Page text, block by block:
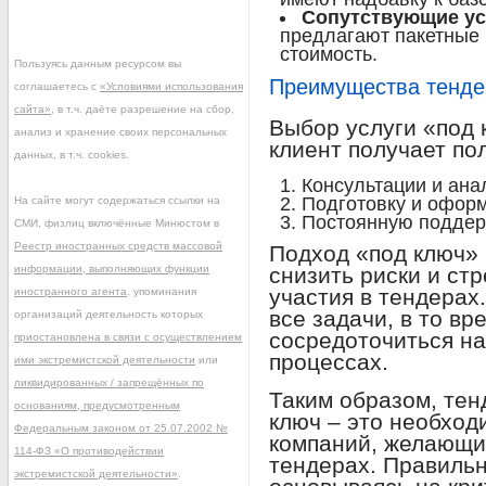
Сопутствующие
предлагают
стоимость.
Преимущества
Выбор услуги «под
клиент получает
Консультации и
Подготовку и
Постоянную
Подход «под ключ»
снизить риски и
участия в
все задачи, в то
сосредоточиться
процессах.
Таким образом,
ключ – это
компаний,
тендерах.
Пользуясь данным ресурсом вы
соглашаетесь с «Условиями использования
сайта» , в т.ч. даёте разрешение на сбор,
анализ и хранение своих персональных
данных, в т.ч. cookies.
На сайте могут содержаться ссылки на
СМИ, физлиц включённые Минюстом в
Реестр иностранных средств массовой
информации, выполняющих функции
иностранного агента , упоминания
организаций деятельность которых
приостановлена в связи с осуществлением
ими экстремистской деятельности или
ликвидированных / запрещённых по
основаниям, предусмотренным
Федеральным законом от 25.07.2002 №
114-ФЗ «О противодействии
экстремистской деятельности»